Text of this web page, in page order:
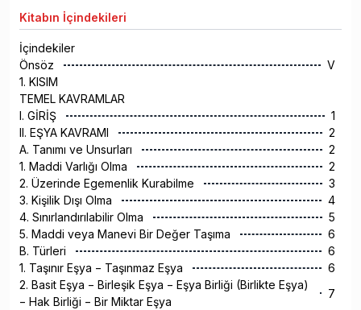
Kitabın İçindekileri
İçindekiler
Önsöz
V
1. KISIM
TEMEL KAVRAMLAR
I. GİRİŞ
1
II. EŞYA KAVRAMI
2
A. Tanımı ve Unsurları
2
1. Maddi Varlığı Olma
2
2. Üzerinde Egemenlik Kurabilme
3
3. Kişilik Dışı Olma
4
4. Sınırlandırılabilir Olma
5
5. Maddi veya Manevi Bir Değer Taşıma
6
B. Türleri
6
1. Taşınır Eşya − Taşınmaz Eşya
6
2. Basit Eşya − Birleşik Eşya − Eşya Birliği (Birlikte Eşya)
− Hak Birliği − Bir Miktar Eşya
7